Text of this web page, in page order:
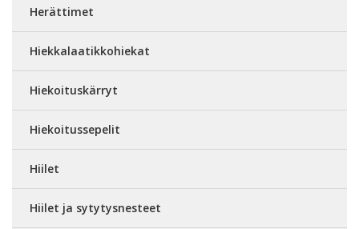
Herättimet
Hiekkalaatikkohiekat
Hiekoituskärryt
Hiekoitussepelit
Hiilet
Hiilet ja sytytysnesteet